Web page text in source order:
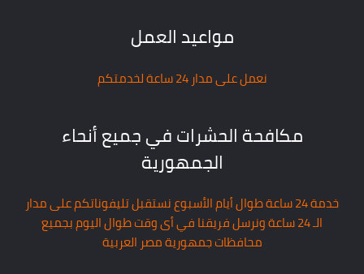
مواعيد العمل
نعمل على مدار 24 ساعة لخدمتكم
مكافحة الحشرات في جميع أنحاء
الجمهورية
خدمة 24 ساعة طوال أيام الأسبوع نستقبل تليفوناتكم على مدار
الـ 24 ساعة ونرسل فريقنا في أى وقت طوال اليوم بجميع
محافظات جمهورية مصر العربية